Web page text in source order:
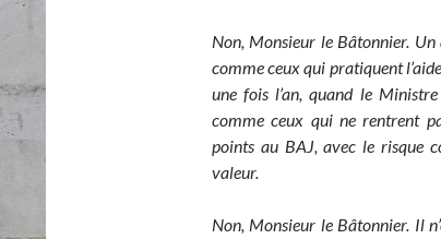
Non, Monsieur le Bâtonnier.
comme ceux qui pratiquent
une fois l’an, quand le
comme ceux qui ne rentrent
points au BAJ, avec le risque
valeur.
Non, Monsieur le Bâtonnier. Il